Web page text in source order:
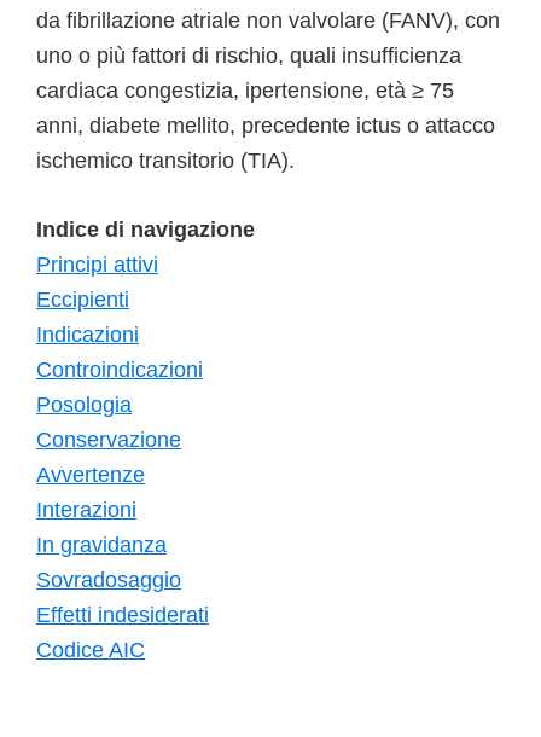
da fibrillazione atriale non valvolare (FANV), con
uno o più fattori di rischio, quali insufficienza
cardiaca congestizia, ipertensione, età ≥ 75
anni, diabete mellito, precedente ictus o attacco
ischemico transitorio (TIA).
Indice di navigazione
Principi attivi
Eccipienti
Indicazioni
Controindicazioni
Posologia
Conservazione
Avvertenze
Interazioni
In gravidanza
Sovradosaggio
Effetti indesiderati
Codice AIC